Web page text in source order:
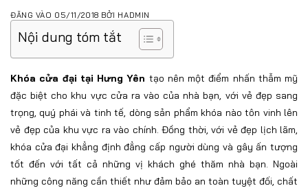
ĐĂNG VÀO 05/11/2018 BỞI HADMIN
Nội dung tóm tắt
Khóa cửa đại tại Hưng Yên tạo nên một điểm nhấn thẫm mỹ
đặc biệt cho khu vực cửa ra vào của nhà bạn, với vẻ đẹp sang
trọng, quý phái và tinh tế, dòng sản phẩm khóa nào tôn vinh lên
vẻ đẹp của khu vực ra vào chính. Đồng thời, với vẻ đẹp lịch lãm,
khóa cửa đại khẳng định đẳng cấp người dùng và gây ấn tượng
tốt đến với tất cả những vị khách ghé thăm nhà bạn. Ngoài
những công năng cần thiết như đảm bảo an toàn tuyệt đối, chất